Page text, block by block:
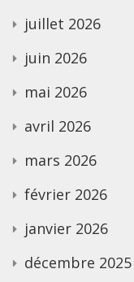
juillet 2026
juin 2026
mai 2026
avril 2026
mars 2026
février 2026
janvier 2026
décembre 2025